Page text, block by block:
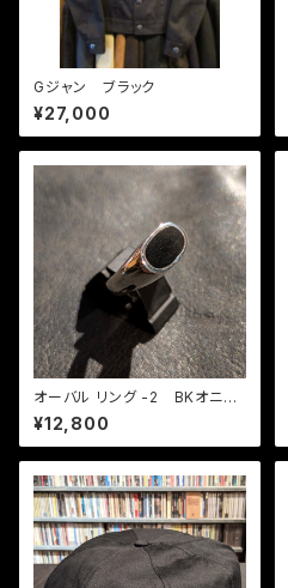
Gジャン ブラック
¥27,000
オーバル リング -2 BKオニキ
ス
¥12,800